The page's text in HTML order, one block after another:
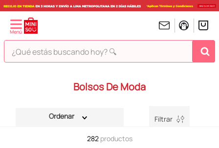
¿Qué estás buscando hoy? 🔍
Bolsos De Moda
Filtrar
282 productos